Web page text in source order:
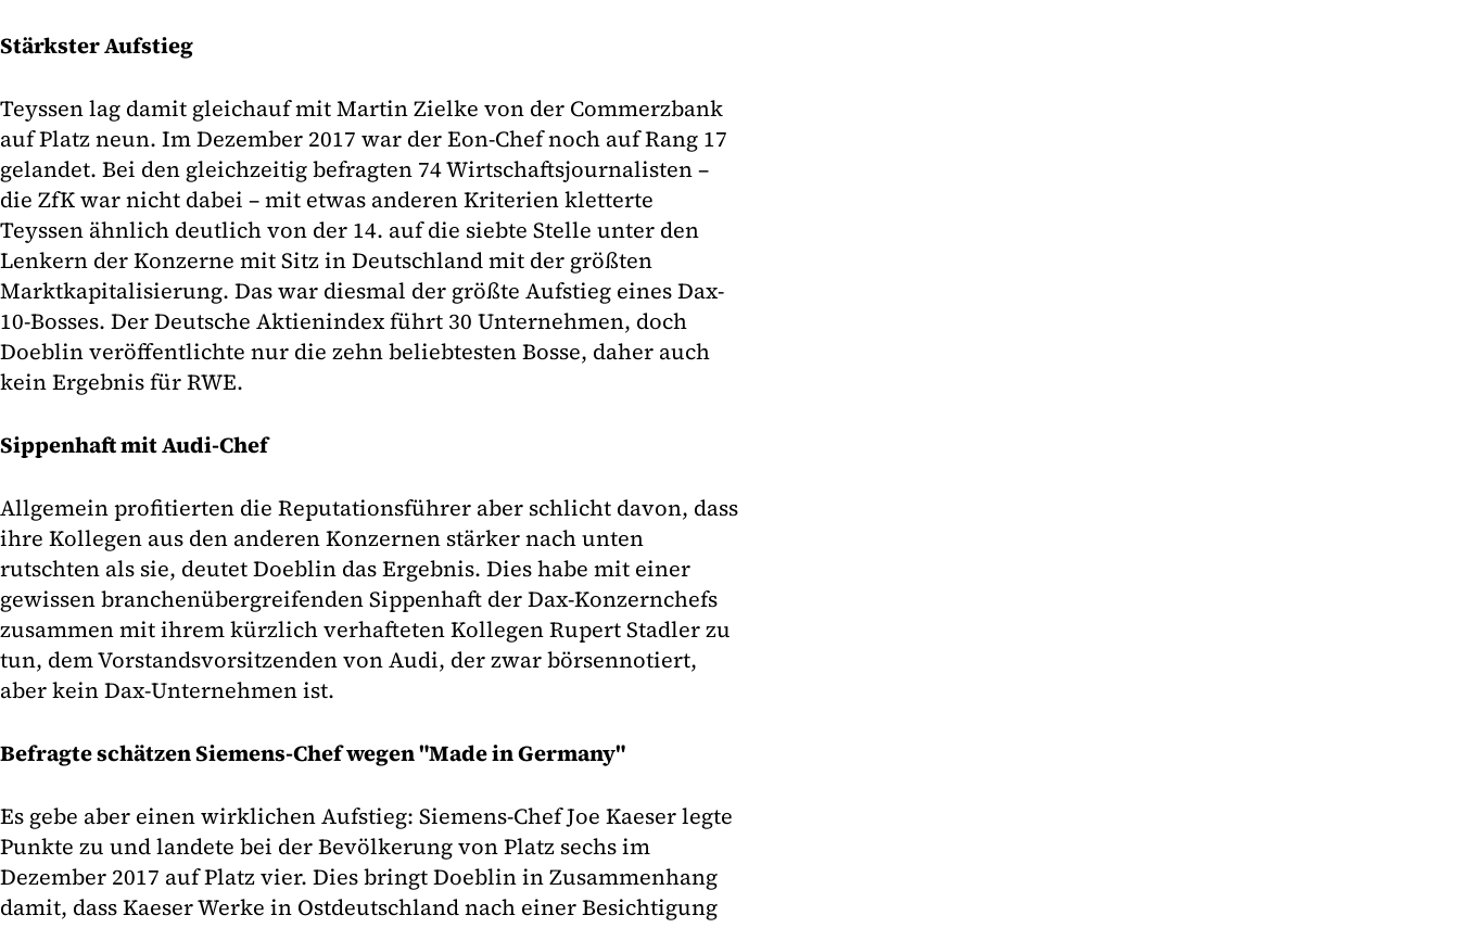
Stärkster Aufstieg
Teyssen lag damit gleichauf mit Martin Zielke von der Commerzbank
auf Platz neun. Im Dezember 2017 war der Eon-Chef noch auf Rang 17
gelandet. Bei den gleichzeitig befragten 74 Wirtschaftsjournalisten –
die ZfK war nicht dabei – mit etwas anderen Kriterien kletterte
Teyssen ähnlich deutlich von der 14. auf die siebte Stelle unter den
Lenkern der Konzerne mit Sitz in Deutschland mit der größten
Marktkapitalisierung. Das war diesmal der größte Aufstieg eines Dax-
10-Bosses. Der Deutsche Aktienindex führt 30 Unternehmen, doch
Doeblin veröffentlichte nur die zehn beliebtesten Bosse, daher auch
kein Ergebnis für RWE.
Sippenhaft mit Audi-Chef
Allgemein profitierten die Reputationsführer aber schlicht davon, dass
ihre Kollegen aus den anderen Konzernen stärker nach unten
rutschten als sie, deutet Doeblin das Ergebnis. Dies habe mit einer
gewissen branchenübergreifenden Sippenhaft der Dax-Konzernchefs
zusammen mit ihrem kürzlich verhafteten Kollegen Rupert Stadler zu
tun, dem Vorstandsvorsitzenden von Audi, der zwar börsennotiert,
aber kein Dax-Unternehmen ist.
Befragte schätzen Siemens-Chef wegen "Made in Germany"
Es gebe aber einen wirklichen Aufstieg: Siemens-Chef Joe Kaeser legte
Punkte zu und landete bei der Bevölkerung von Platz sechs im
Dezember 2017 auf Platz vier. Dies bringt Doeblin in Zusammenhang
damit, dass Kaeser Werke in Ostdeutschland nach einer Besichtigung